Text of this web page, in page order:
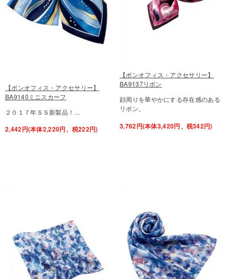
【ボンオフィス・アクセサリー】
BA9140ミニスカーフ
２０１７年ＳＳ新製品！…
2,442円(本体2,220円、税222円)
【ボンオフィス・アクセサリー】
BA9137リボン
顔周りを華やかにする存在感のある
リボン。
3,762円(本体3,420円、税342円)